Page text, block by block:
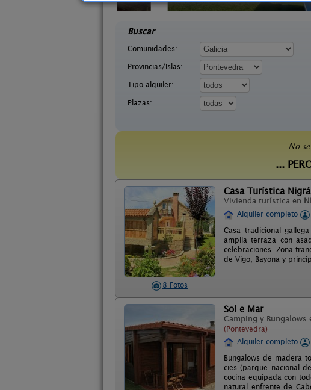
Buscar
Comunidades:
Provincias/Islas:
Tipo alquiler:
Plazas:
No
...
8 Fotos
Casa Turística
Vivienda turística en
Alquiler completo
Casa tradicional
amplia terraza con
celebraciones. Zona
de Vigo, Bayona y
Sol e Mar
Camping y Bungalows
(Pontevedra)
Alquiler completo
Bungalows de madera
cies (parque nacional
cocina equipada con
natural enfrente de